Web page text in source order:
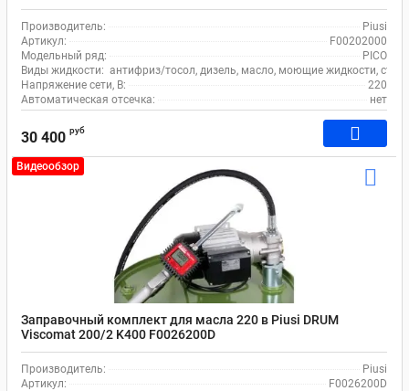
Производитель:
Piusi
Артикул:
F00202000
Модельный ряд:
PICO
Виды жидкости: антифриз/тосол, дизель, масло, моющие жидкости,
Напряжение сети, В:
220
Автоматическая отсечка:
нет
30 400 руб
Видеообзор
Заправочный комплект для масла 220 в Piusi DRUM
Viscomat 200/2 K400 F0026200D
Производитель:
Piusi
Артикул:
F0026200D